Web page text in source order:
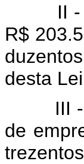
II -
R$
desta
III -
de